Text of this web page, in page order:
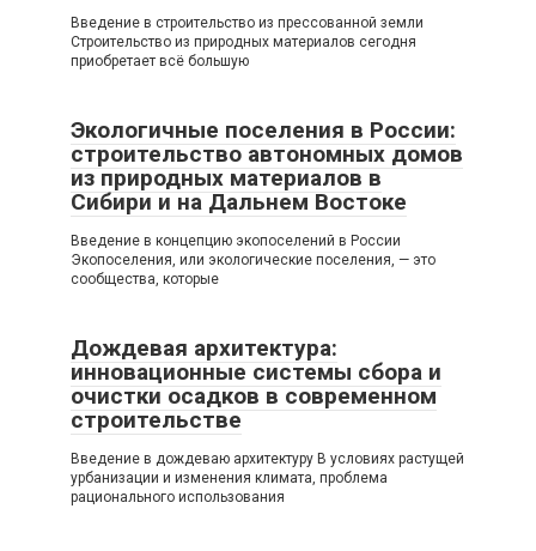
Введение в строительство из прессованной земли
Строительство из природных материалов сегодня
приобретает всё большую
Экологичные поселения в России:
строительство автономных домов
из природных материалов в
Сибири и на Дальнем Востоке
Введение в концепцию экопоселений в России
Экопоселения, или экологические поселения, — это
сообщества, которые
Дождевая архитектура:
инновационные системы сбора и
очистки осадков в современном
строительстве
Введение в дождеваю архитектуру В условиях растущей
урбанизации и изменения климата, проблема
рационального использования